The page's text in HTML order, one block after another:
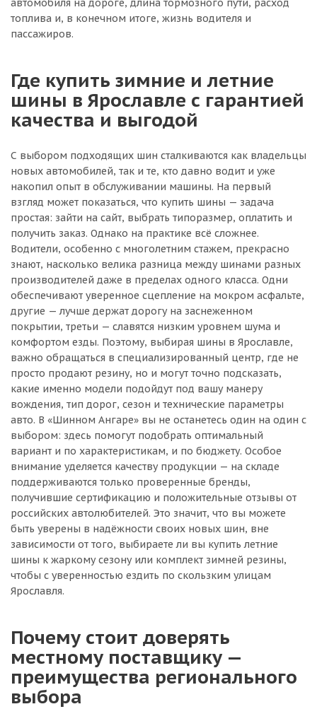
автомобиля на дороге, длина тормозного пути, расход
топлива и, в конечном итоге, жизнь водителя и
пассажиров.
Где купить зимние и летние
шины в Ярославле с гарантией
качества и выгодой
С выбором подходящих шин сталкиваются как владельцы
новых автомобилей, так и те, кто давно водит и уже
накопил опыт в обслуживании машины. На первый
взгляд может показаться, что купить шины — задача
простая: зайти на сайт, выбрать типоразмер, оплатить и
получить заказ. Однако на практике всё сложнее.
Водители, особенно с многолетним стажем, прекрасно
знают, насколько велика разница между шинами разных
производителей даже в пределах одного класса. Одни
обеспечивают уверенное сцепление на мокром асфальте,
другие — лучше держат дорогу на заснеженном
покрытии, третьи — славятся низким уровнем шума и
комфортом езды. Поэтому, выбирая шины в Ярославле,
важно обращаться в специализированный центр, где не
просто продают резину, но и могут точно подсказать,
какие именно модели подойдут под вашу манеру
вождения, тип дорог, сезон и технические параметры
авто. В «Шинном Ангаре» вы не останетесь один на один с
выбором: здесь помогут подобрать оптимальный
вариант и по характеристикам, и по бюджету. Особое
внимание уделяется качеству продукции — на складе
поддерживаются только проверенные бренды,
получившие сертификацию и положительные отзывы от
российских автолюбителей. Это значит, что вы можете
быть уверены в надёжности своих новых шин, вне
зависимости от того, выбираете ли вы купить летние
шины к жаркому сезону или комплект зимней резины,
чтобы с уверенностью ездить по скользким улицам
Ярославля.
Почему стоит доверять
местному поставщику —
преимущества регионального
выбора